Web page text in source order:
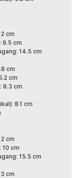
tersebar merata
daun teh
murni dan aromatik.
ekstraksi
sebagai pelindung
kotoran dari udara
lebih higienis dan
atau tamu.
yang dikenal
langsung
Bahkan, teko ini
di dalam kulkas.
agar daya
cm
9.5 cm
14.5 cm
cm
cm
8.3 cm
8.1 cm
cm
cm
15.5 cm
cm